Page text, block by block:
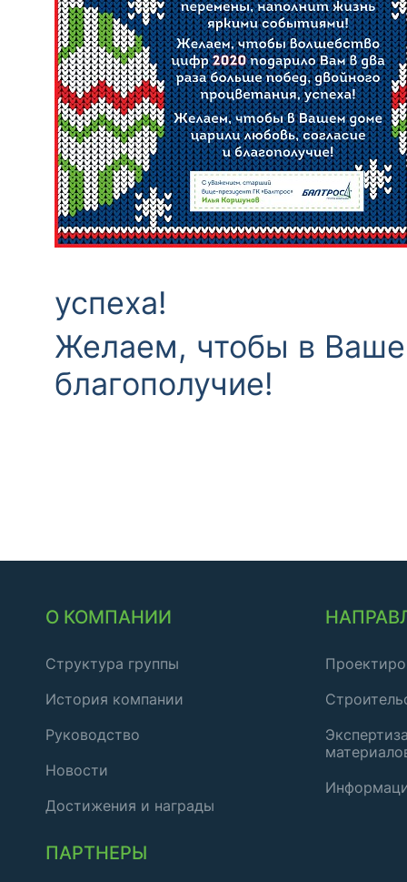
успеха!
Желаем, чтобы в
благополучие!
О КОМПАНИИ
Структура группы
История компании
Руководство
Новости
Достижения и награды
ПАРТНЕРЫ